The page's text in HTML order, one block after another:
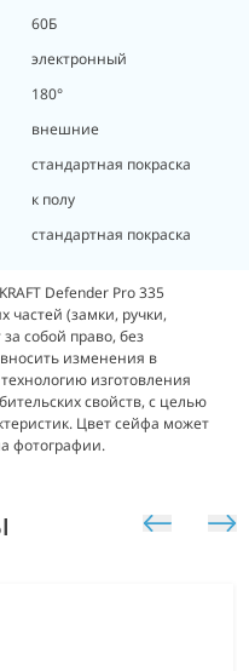
60Б
электронный
180°
внешние
стандартная покраска
к полу
стандартная покраска
Defender Pro 335
частей (замки, ручки,
собой право, без
изменения в
изготовления
свойств, с целью
Цвет сейфа может
фотографии.